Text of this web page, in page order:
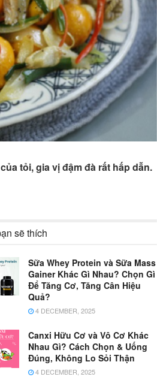
tỏi, gia vị đậm đà rất hấp dẫn.
sẽ thích
Sữa Whey Protein và Sữa Mass
Gainer Khác Gì Nhau? Chọn Gì
Để Tăng Cơ, Tăng Cân Hiệu
Quả?
4 DECEMBER, 2025
Canxi Hữu Cơ và Vô Cơ Khác
Nhau Gì? Cách Chọn & Uống
Đúng, Không Lo Sỏi Thận
4 DECEMBER, 2025